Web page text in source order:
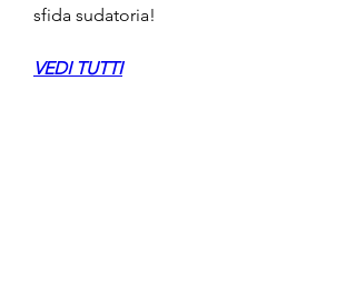
sfida sudatoria!
VEDI TUTTI